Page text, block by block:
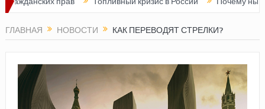
ГЛАВНАЯ НОВОСТИ КАК ПЕРЕВОДЯТ СТРЕЛКИ?